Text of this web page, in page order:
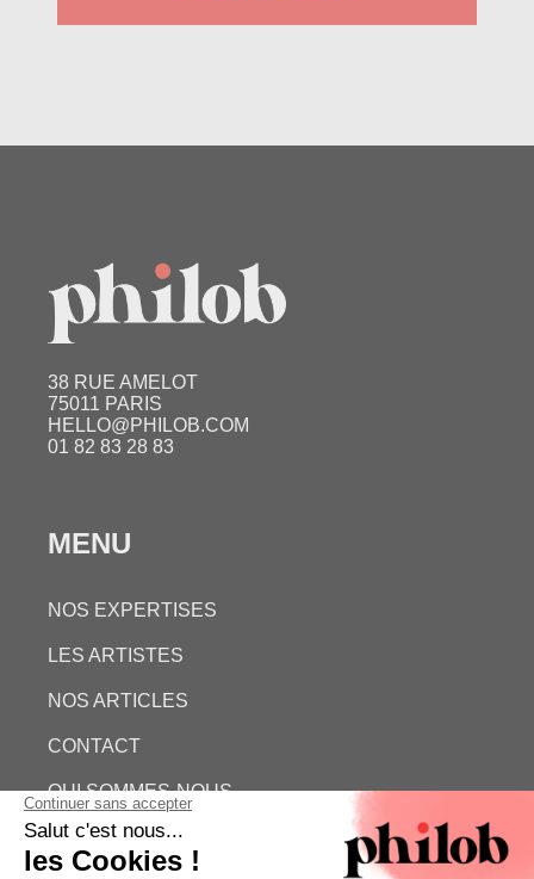
38 RUE AMELOT
75011 PARIS
HELLO@PHILOB.COM
01 82 83 28 83
MENU
NOS EXPERTISES
LES ARTISTES
NOS ARTICLES
CONTACT
QUI SOMMES-NOUS
ESTIMATION GRATUITE